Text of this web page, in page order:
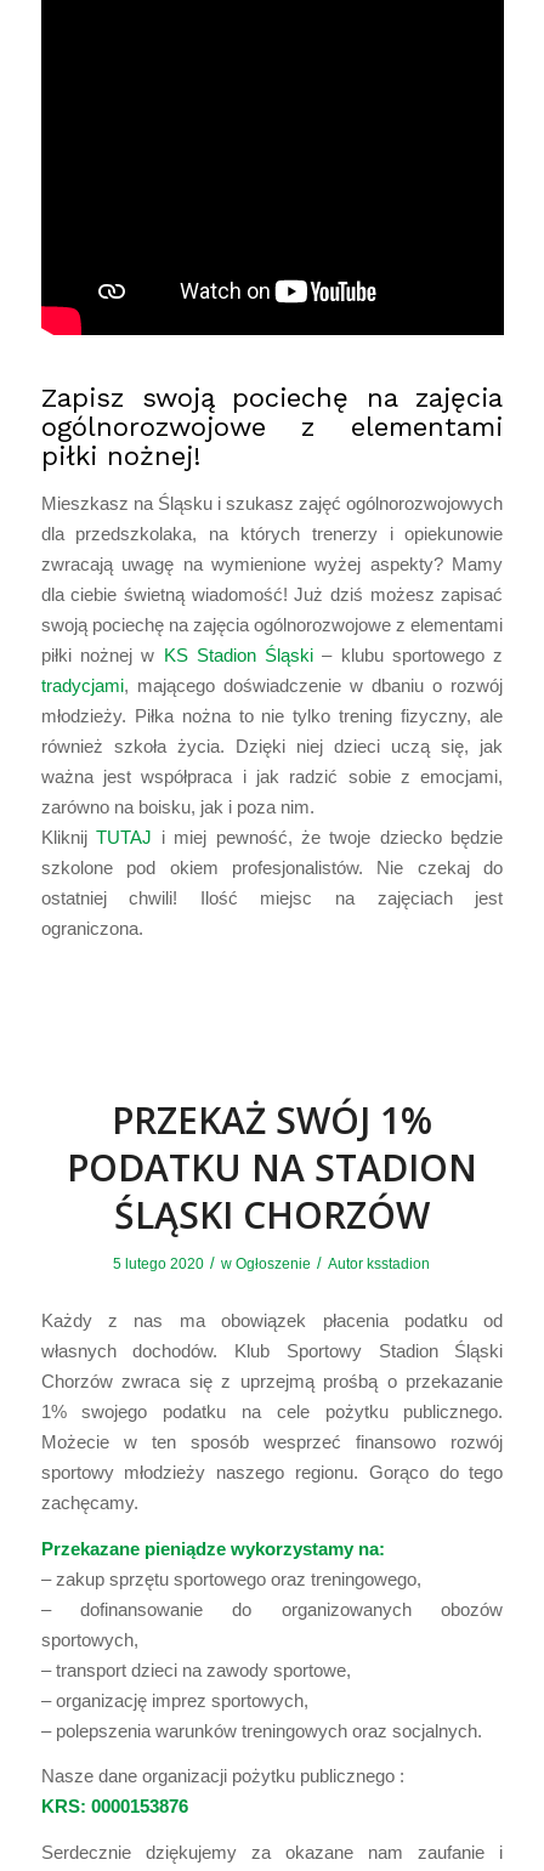
Zapisz swoją pociechę na zajęcia
ogólnorozwojowe z elementami
piłki nożnej!
Mieszkasz na Śląsku i szukasz zajęć ogólnorozwojowych
dla przedszkolaka, na których trenerzy i opiekunowie
zwracają uwagę na wymienione wyżej aspekty? Mamy
dla ciebie świetną wiadomość! Już dziś możesz zapisać
swoją pociechę na zajęcia ogólnorozwojowe z elementami
piłki nożnej w KS Stadion Śląski – klubu sportowego z
tradycjami, mającego doświadczenie w dbaniu o rozwój
młodzieży. Piłka nożna to nie tylko trening fizyczny, ale
również szkoła życia. Dzięki niej dzieci uczą się, jak
ważna jest współpraca i jak radzić sobie z emocjami,
zarówno na boisku, jak i poza nim.
KliknijTUTAJ i miej pewność, że twoje dziecko będzie
szkolone pod okiem profesjonalistów. Nie czekaj do
ostatniej chwili! Ilość miejsc na zajęciach jest
ograniczona.
PRZEKAŻ SWÓJ 1%
PODATKU NA STADION
ŚLĄSKI CHORZÓW
5 lutego 2020 / wOgłoszenie / Autor ksstadion
Każdy z nas ma obowiązek płacenia podatku od
własnych dochodów. Klub Sportowy Stadion Śląski
Chorzów zwraca się z uprzejmą prośbą o przekazanie
1% swojego podatku na cele pożytku publicznego.
Możecie w ten sposób wesprzeć finansowo rozwój
sportowy młodzieży naszego regionu. Gorąco do tego
zachęcamy.
Przekazane pieniądze wykorzystamy na:
– zakup sprzętu sportowego oraz treningowego,
– dofinansowanie do organizowanych obozów
sportowych,
– transport dzieci na zawody sportowe,
– organizację imprez sportowych,
– polepszenia warunków treningowych oraz socjalnych.
Nasze dane organizacji pożytku publicznego :
KRS: 0000153876
Serdecznie dziękujemy za okazane nam zaufanie i